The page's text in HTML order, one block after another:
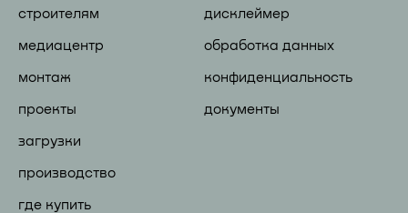
строителям
медиацентр
монтаж
проекты
загрузки
производство
где купить
дисклеймер
обработка данных
конфиденциальность
документы